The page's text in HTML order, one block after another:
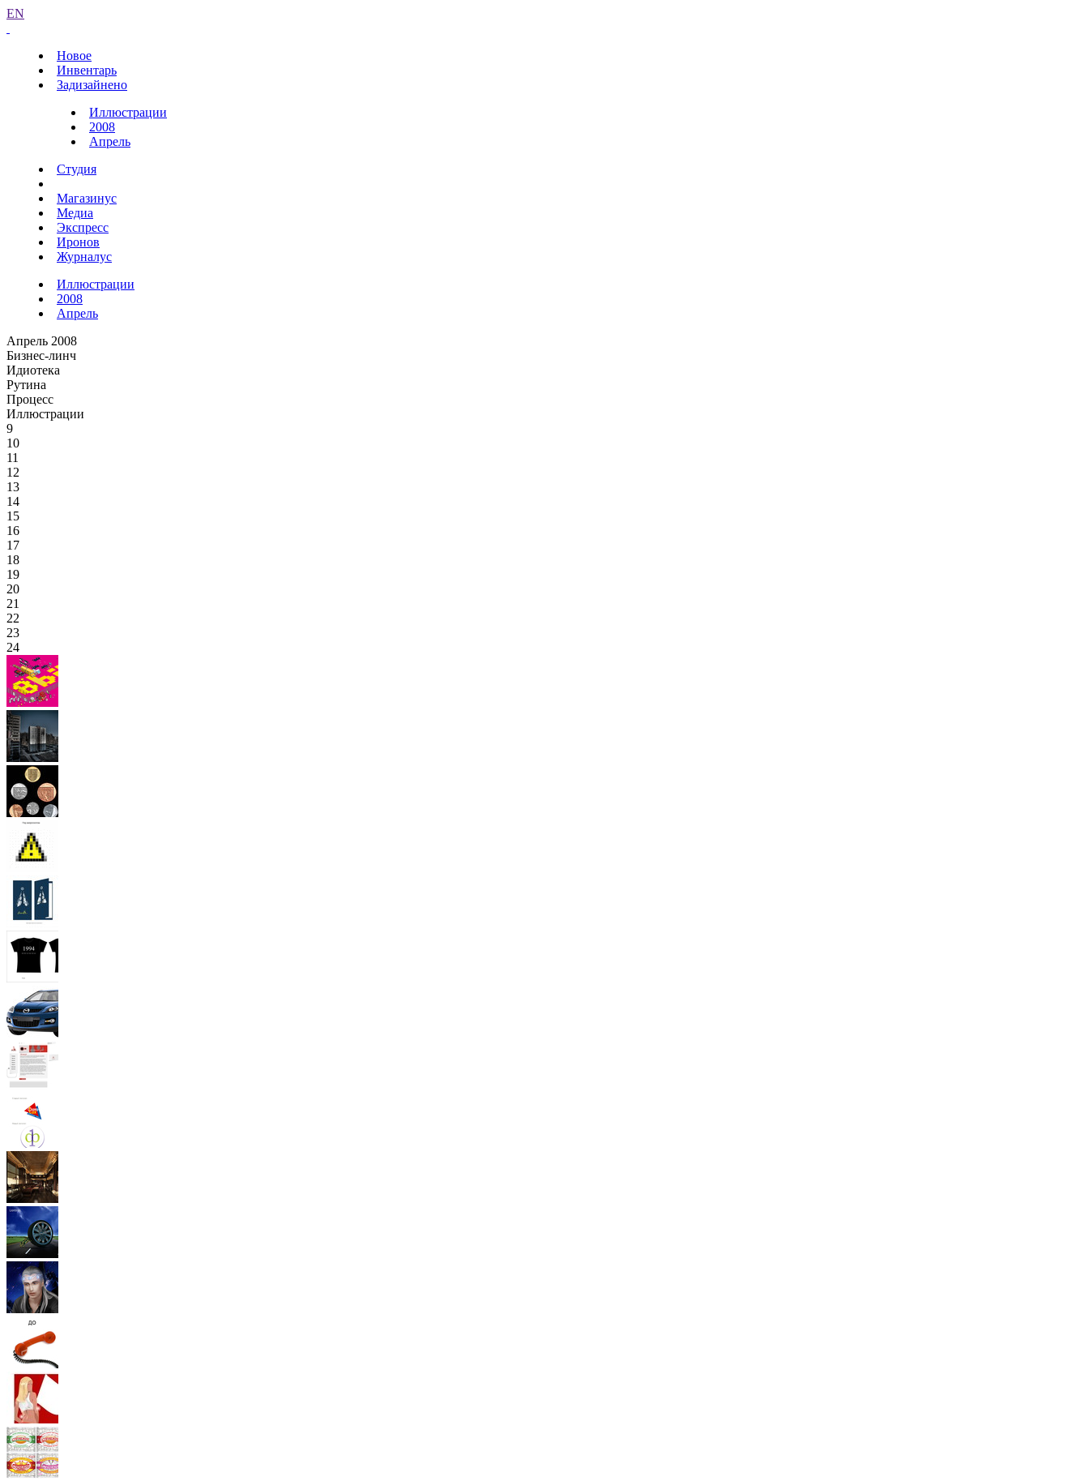
EN
Новое
Инвентарь
Задизайнено
Иллюстрации
2008
Апрель
Студия
Магазинус
Медиа
Экспресс
Иронов
Журналус
Иллюстрации
2008
Апрель
Апрель 2008
Бизнес-линч
Идиотека
Рутина
Процесс
Иллюстрации
9
10
11
12
13
14
15
16
17
18
19
20
21
22
23
24